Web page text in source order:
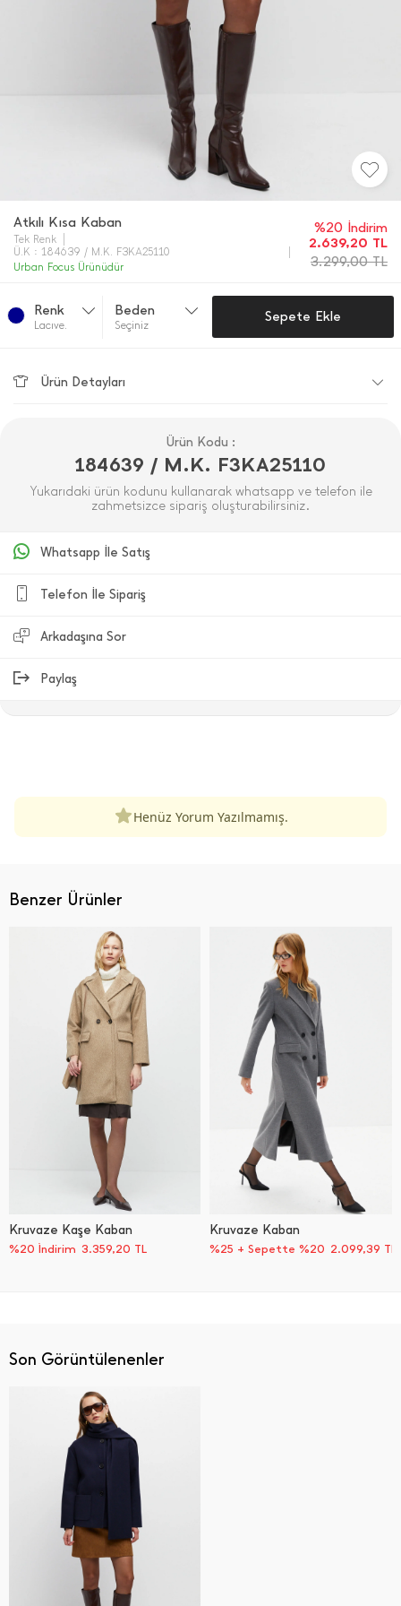
Atkılı Kısa Kaban
Tek Renk
Ü.K : 184639 / M.K. F3KA25110
Urban Focus Ürünüdür
%20 İndirim
2.639,20 TL
3.299,00TL
Renk
Lacıve.
Beden
Seçiniz
Sepete Ekle
Ürün Detayları
Ürün Kodu :
184639 / M.K. F3KA25110
Yukarıdaki ürün kodunu kullanarak whatsapp ve telefon ile
zahmetsizce sipariş oluşturabilirsiniz.
Whatsapp İle Satış
Telefon İle Sipariş
Arkadaşına Sor
Paylaş
Henüz Yorum Yazılmamış.
Benzer Ürünler
Kruvaze Kaşe Kaban
%20 İndirim 3.359,20 TL
Kruvaze Kaban
%25 + Sepette %20 2.099,39 TL
Son Görüntülenenler